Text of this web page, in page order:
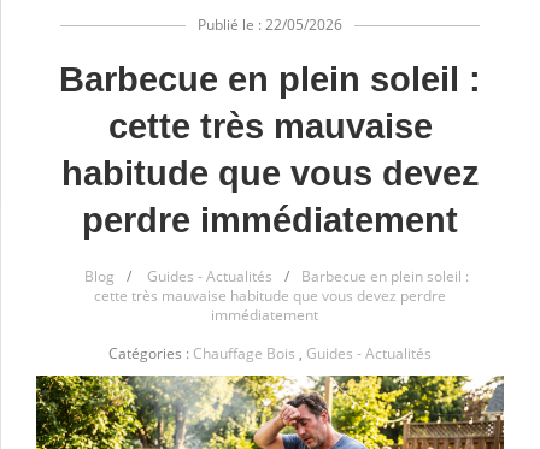
Publié le : 22/05/2026
Barbecue en plein soleil :
cette très mauvaise
habitude que vous devez
perdre immédiatement
Blog / Guides - Actualités /
Barbecue en plein soleil :
cette très mauvaise habitude que vous devez perdre
immédiatement
Catégories : Chauffage Bois , Guides - Actualités